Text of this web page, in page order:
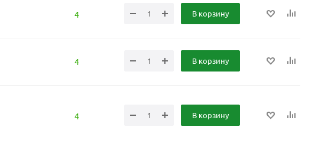
4 В корзину
4 В корзину
4 В корзину